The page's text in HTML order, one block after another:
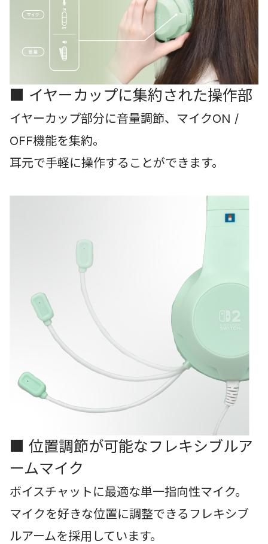
■ イヤーカップに集約された操作部
イヤーカップ部分に音量調節、マイクON /
OFF機能を集約。
耳元で手軽に操作することができます。
■ 位置調節が可能なフレキシブルア
ームマイク
ボイスチャットに最適な単一指向性マイク。
マイクを好きな位置に調整できるフレキシブ
ルアームを採用しています。